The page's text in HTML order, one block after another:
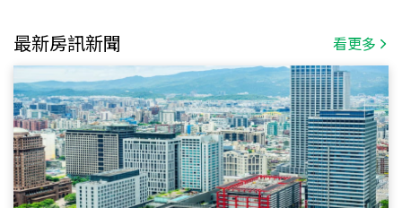
最新房訊新聞 看更多